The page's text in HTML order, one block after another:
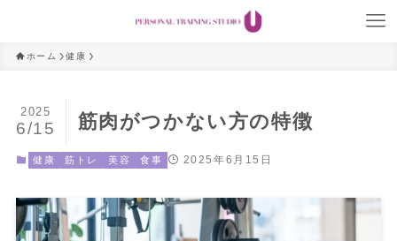
ホーム 健康
筋肉がつかない方の特徴
2025
6/15
健康 筋トレ 美容 食事 2025年6月15日